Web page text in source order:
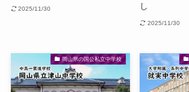
2025/11/30 し
2025/11/30
岡山県の国公私立中学校